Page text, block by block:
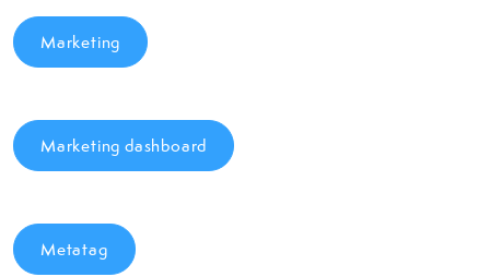
Marketing
Marketing dashboard
Metatag